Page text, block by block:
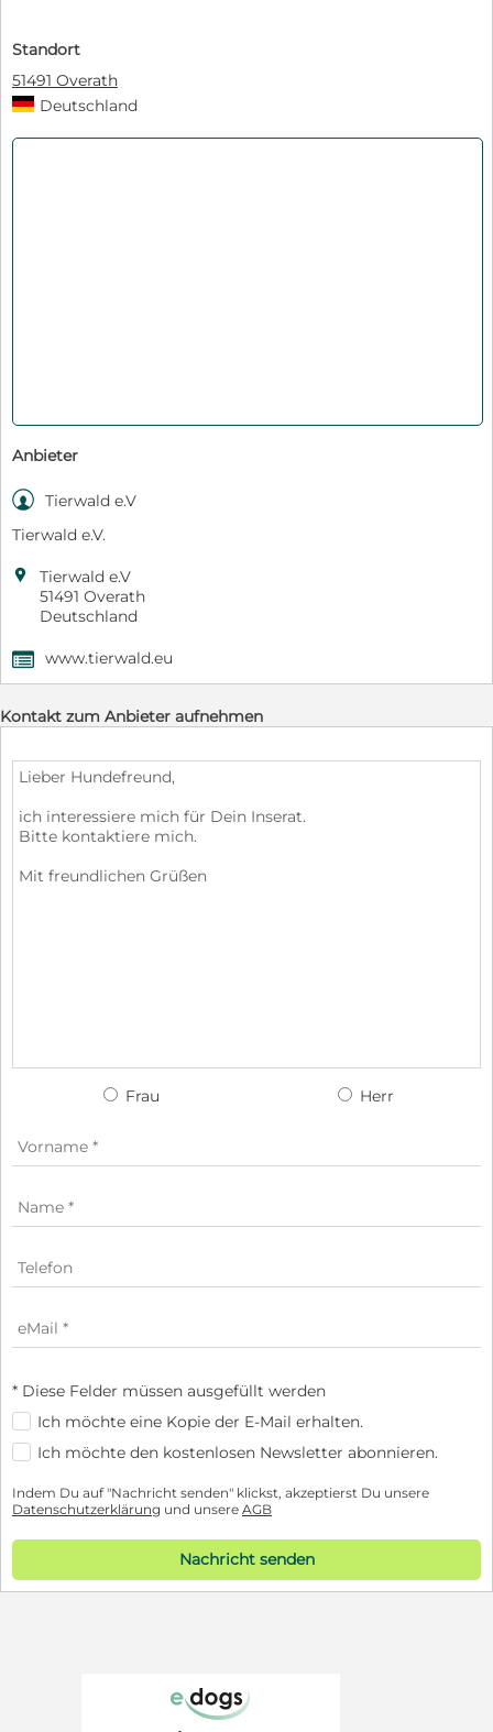
Standort
51491 Overath
Deutschland
Anbieter
 Tierwald e.V
Tierwald e.V.

Tierwald e.V
51491 Overath
Deutschland
, www.tierwald.eu
Kontakt zum Anbieter aufnehmen
Frau Herr
* Diese Felder müssen ausgefüllt werden
Ich möchte eine Kopie der E-Mail erhalten.
Ich möchte den kostenlosen Newsletter abonnieren.
Indem Du auf "Nachricht senden" klickst, akzeptierst Du unsere
Datenschutzerklärung und unsere AGB
Nachricht senden